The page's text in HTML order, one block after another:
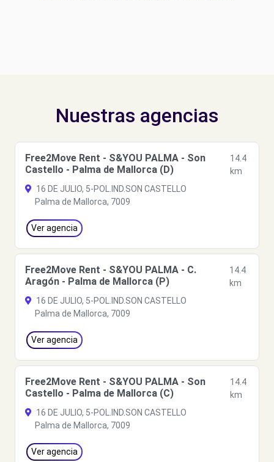
Nuestras agencias
Free2Move Rent - S&YOU PALMA - Son
Castello - Palma de Mallorca (D)
14.4
km
16 DE JULIO, 5-POL.IND.SON CASTELLO
Palma de Mallorca, 7009
Ver agencia
Free2Move Rent - S&YOU PALMA - C.
Aragón - Palma de Mallorca (P)
14.4
km
16 DE JULIO, 5-POL.IND.SON CASTELLO
Palma de Mallorca, 7009
Ver agencia
Free2Move Rent - S&YOU PALMA - Son
Castello - Palma de Mallorca (C)
14.4
km
16 DE JULIO, 5-POL.IND.SON CASTELLO
Palma de Mallorca, 7009
Ver agencia